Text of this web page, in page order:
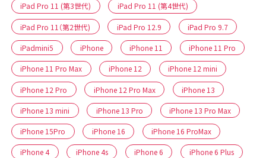
iPad Pro 11 (第3世代) iPad Pro 11 (第4世代)
iPad Pro 11（第2世代) iPad Pro 12.9 iPad Pro 9.7
iPadmini5 iPhone iPhone 11 iPhone 11 Pro
iPhone 11 Pro Max iPhone 12 iPhone 12 mini
iPhone 12 Pro iPhone 12 Pro Max iPhone 13
iPhone 13 mini iPhone 13 Pro iPhone 13 Pro Max
iPhone 15Pro iPhone 16 iPhone 16 ProMax
iPhone 4 iPhone 4s iPhone 6 iPhone 6 Plus